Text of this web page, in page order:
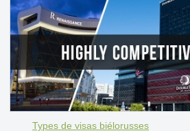
Types de visas biélorusses